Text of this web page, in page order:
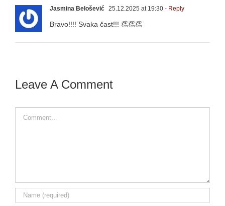
Jasmina Belošević 25.12.2025 at 19:30 - Reply
Bravo!!!! Svaka čast!!! 👏👏👏
Leave A Comment